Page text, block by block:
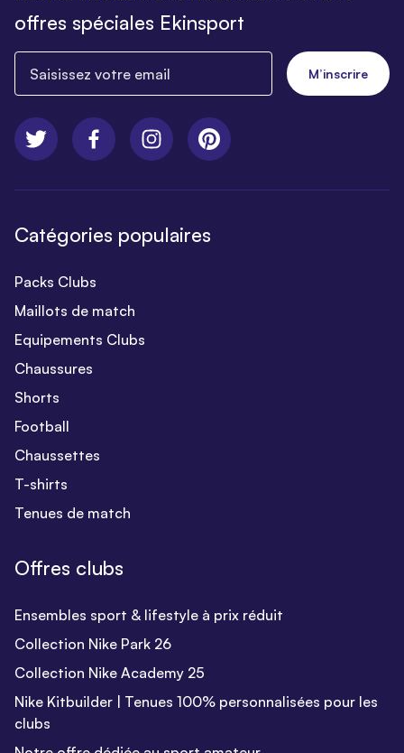
offres spéciales Ekinsport
M’inscrire
Catégories populaires
Packs Clubs
Maillots de match
Equipements Clubs
Chaussures
Shorts
Football
Chaussettes
T-shirts
Tenues de match
Offres clubs
Ensembles sport & lifestyle à prix réduit
Collection Nike Park 26
Collection Nike Academy 25
Nike Kitbuilder | Tenues 100% personnalisées pour les
clubs